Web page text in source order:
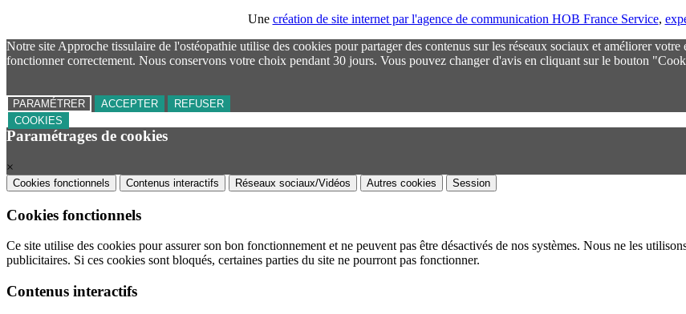
Une création de site internet par l'agence de communication HOB France Service,
Notre site Approche tissulaire de l'ostéopathie utilise des cookies pour partager des contenus sur les réseaux sociaux et améliorer
fonctionner correctement. Nous conservons votre choix pendant 30 jours. Vous pouvez changer d'avis en cliquant sur le bouton
PARAMÉTRER ACCEPTER
REFUSER
COOKIES
Paramétrages de cookies
×
Cookies fonctionnels Contenus interactifs Réseaux sociaux/Vidéos Autres cookies Session
Cookies fonctionnels
Ce site utilise des cookies pour assurer son bon fonctionnement et ne peuvent pas être désactivés de nos systèmes. Nous ne les
publicitaires. Si ces cookies sont bloqués, certaines parties du site ne pourront pas fonctionner.
Contenus interactifs